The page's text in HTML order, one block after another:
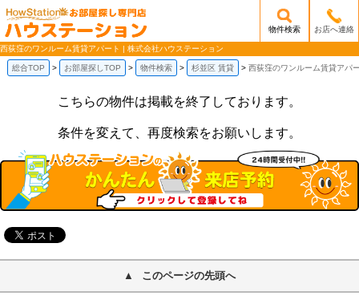
/mobile_img/head-logo.png
物件検索 お店へ連絡
西荻窪のワンルーム賃貸アパート | 株式会社ハウステーション
総合TOP お部屋探しTOP 物件検索 杉並区 賃貸 西荻窪のワンルーム賃貸アパ
こちらの物件は掲載を終了しております。
条件を変えて、再度検索をお願いします。
このページの先頭へ